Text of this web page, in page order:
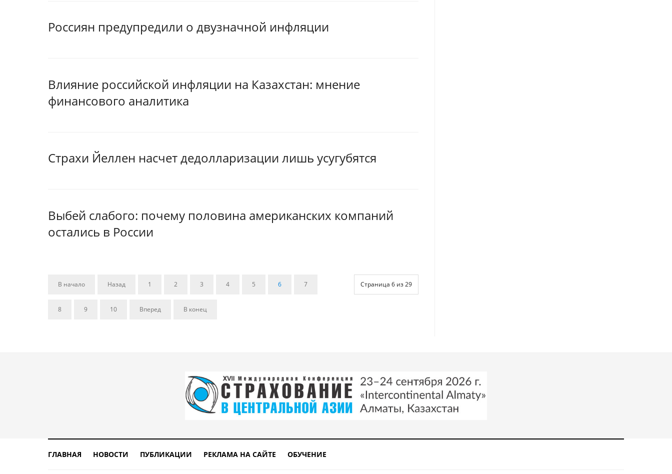
Россиян предупредили о двузначной инфляции
Влияние российской инфляции на Казахстан: мнение
финансового аналитика
Страхи Йеллен насчет дедолларизации лишь усугубятся
Выбей слабого: почему половина американских компаний
остались в России
Страница 6 из 29
В начало Назад 1 2 3 4 5 6 7
8 9 10 Вперед В конец
ГЛАВНАЯ НОВОСТИ ПУБЛИКАЦИИ РЕКЛАМА НА САЙТЕ ОБУЧЕНИЕ